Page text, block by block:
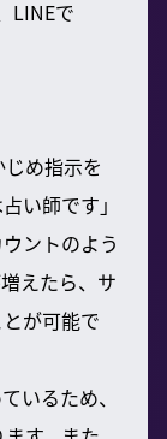
LINEで
め指示を
い師です」
ントのよう
えたら、サ
が可能で
いるため、